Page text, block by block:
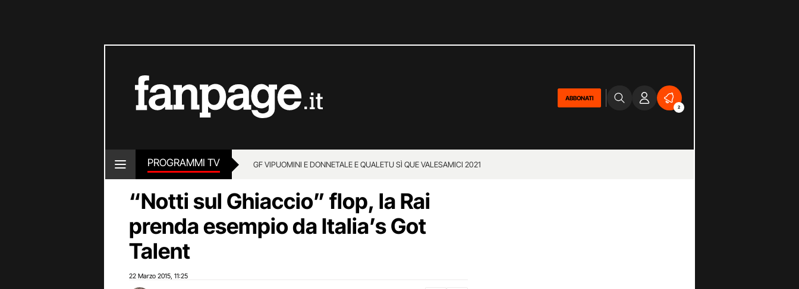
ABBONATI
2
PROGRAMMI TV GF VIPUOMINI E DONNETALE E QUALETU SÌ QUE VALESAMICI 2021
“Notti sul Ghiaccio” flop, la Rai
prenda esempio da Italia’s Got
Talent
22 Marzo 2015 11:25